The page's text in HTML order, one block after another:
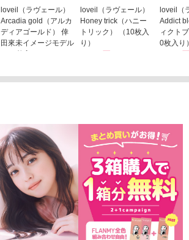
loveil（ラヴェール）
Arcadia gold（アルカ
ディアゴールド） 倖
田來未イメージモデル
loveil（ラヴェール）
Honey trick（ハニー
トリック） （10枚入
り）
loveil（
Addict
ィクト
0枚入り